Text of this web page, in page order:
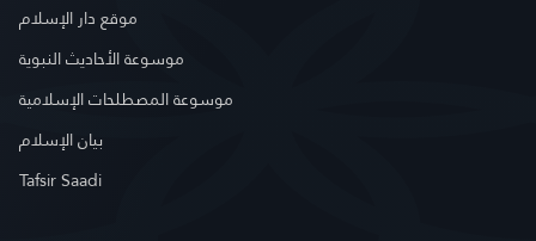
موقع دار الإسلام
موسوعة الأحاديث النبوية
موسوعة المصطلحات الإسلامية
بيان الإسلام
Tafsir Saadi